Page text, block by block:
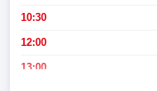
10:30
12:00
13:00